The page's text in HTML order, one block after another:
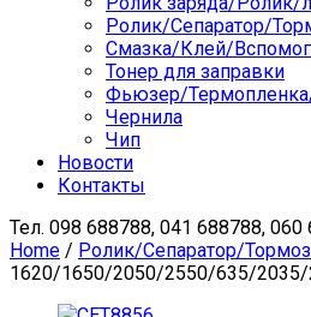
Ролик/Сепаратор/
Смазка/Клей/
Тонер для заправки
Фьюзер/
Чернила
Чип
Новости
Контакты
Тел. 098 688788, 041 688788, 060
Home / Ролик/Сепаратор/
1620/1650/2050/2550/635/2035/